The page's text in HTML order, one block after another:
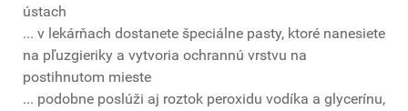
ústach
... v lekárňach dostanete špeciálne pasty, ktoré nanesiete
na pľuzgieriky a vytvoria ochrannú vrstvu na
postihnutom mieste
... podobne poslúži aj roztok peroxidu vodíka a glycerínu,